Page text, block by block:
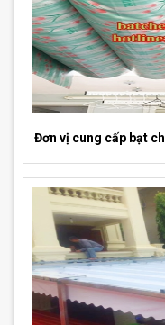
Đơn vị cung cấp bạt